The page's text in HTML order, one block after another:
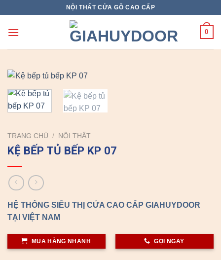
content
NỘI THẤT CỬA GỖ CAO CẤP
0
TRANG CHỦ / NỘI THẤT
KỆ BẾP TỦ BẾP KP 07
HỆ THỐNG SIÊU THỊ CỬA CAO CẤP GIAHUYDOOR
TẠI VIỆT NAM
MUA HÀNG NHANH GỌI NGAY